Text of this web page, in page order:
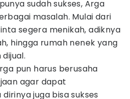
sudah sukses, Arga
masalah. Mulai dari
segera menikah, adiknya
hingga rumah nenek yang
pun harus berusaha
agar dapat
juga bisa sukses